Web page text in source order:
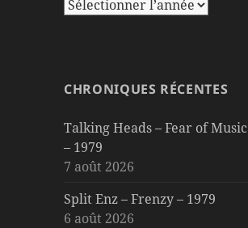
CHRONIQUES RÉCENTES
Talking Heads – Fear of Music
– 1979
7 août 2026
Split Enz – Frenzy – 1979
6 août 2026